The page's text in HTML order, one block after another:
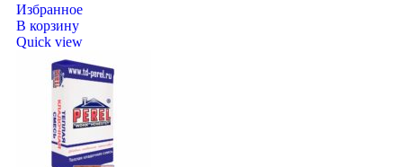
Избранное
В корзину
Quick view